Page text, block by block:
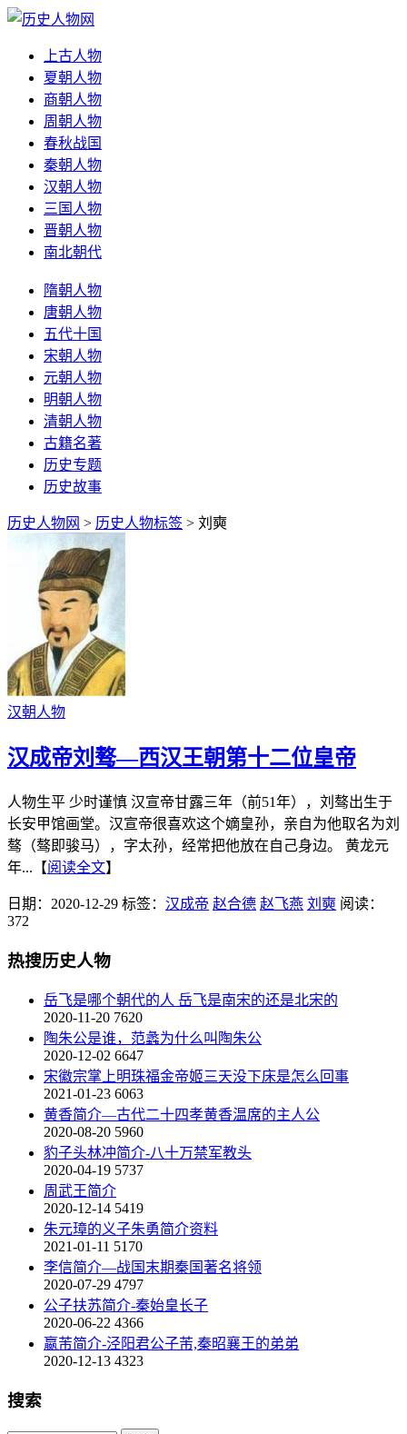
上古人物
夏朝人物
商朝人物
周朝人物
春秋战国
秦朝人物
汉朝人物
三国人物
晋朝人物
南北朝代
隋朝人物
唐朝人物
五代十国
宋朝人物
元朝人物
明朝人物
清朝人物
古籍名著
历史专题
历史故事
历史人物网 > 历史人物标签 > 刘奭
汉朝人物
汉成帝刘骜—西汉王朝第十二位皇帝
人物生平 少时谨慎 汉宣帝甘露三年（前51年），刘骜出生于
长安甲馆画堂。汉宣帝很喜欢这个嫡皇孙，亲自为他取名为刘
骜（骜即骏马），字太孙，经常把他放在自己身边。 黄龙元
年...【阅读全文】
日期：2020-12-29 标签： 汉成帝 赵合德 赵飞燕 刘奭 阅读：
372
热搜历史人物
岳飞是哪个朝代的人 岳飞是南宋的还是北宋的
2020-11-20 7620
陶朱公是谁，范蠡为什么叫陶朱公
2020-12-02 6647
宋徽宗掌上明珠福金帝姬三天没下床是怎么回事
2021-01-23 6063
黄香简介—古代二十四孝黄香温席的主人公
2020-08-20 5960
豹子头林冲简介-八十万禁军教头
2020-04-19 5737
周武王简介
2020-12-14 5419
朱元璋的义子朱勇简介资料
2021-01-11 5170
李信简介—战国末期秦国著名将领
2020-07-29 4797
公子扶苏简介-秦始皇长子
2020-06-22 4366
嬴芾简介-泾阳君公子芾,秦昭襄王的弟弟
2020-12-13 4323
搜索